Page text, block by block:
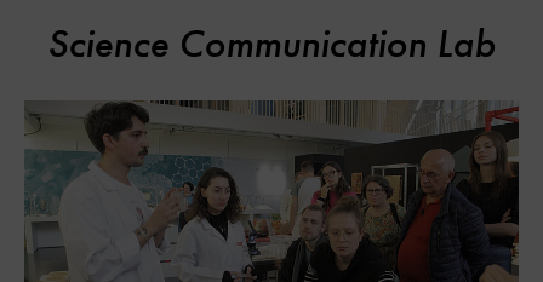
Science Communication Lab